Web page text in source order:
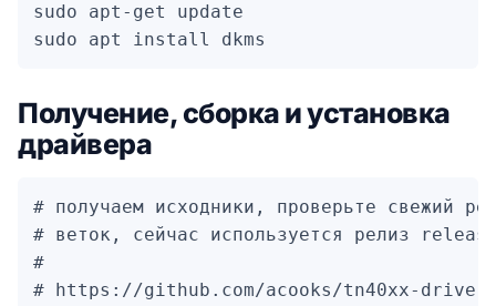
sudo apt-get update
sudo apt install dkms
Получение, сборка и установка
драйвера
# получаем исходники, проверьте свежий
# веток, сейчас используется релиз
#
# https://github.com/acooks/tn40xx-driver